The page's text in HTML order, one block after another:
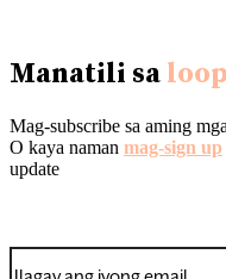
Manatili sa loop
Mag-subscribe sa aming
O kaya naman mag-sign up
update